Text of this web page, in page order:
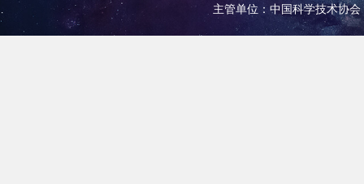
主管单位：中国科学技术协